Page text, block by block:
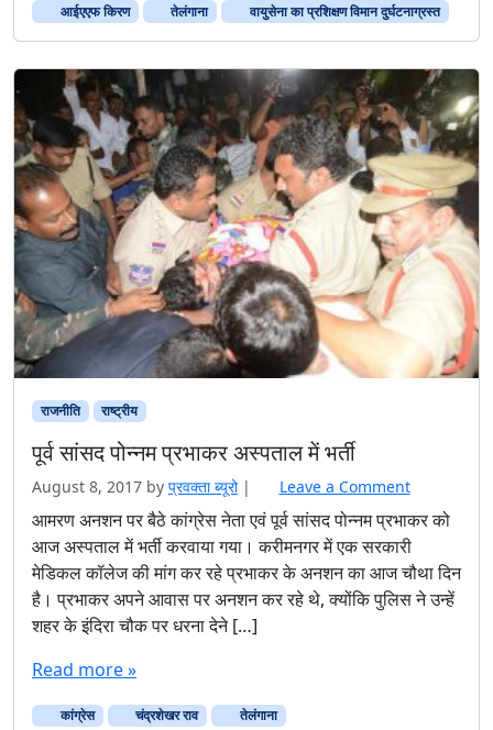
आईएएफ किरण तेलंगाना वायुसेना का प्रशिक्षण विमान दुर्घटनाग्रस्त
राजनीति राष्ट्रीय
पूर्व सांसद पोन्नम प्रभाकर अस्पताल में भर्ती
August 8, 2017 by प्रवक्‍ता ब्यूरो | Leave a Comment
आमरण अनशन पर बैठे कांग्रेस नेता एवं पूर्व सांसद पोन्नम प्रभाकर को
आज अस्पताल में भर्ती करवाया गया। करीमनगर में एक सरकारी
मेडिकल कॉलेज की मांग कर रहे प्रभाकर के अनशन का आज चौथा दिन
है। प्रभाकर अपने आवास पर अनशन कर रहे थे, क्योंकि पुलिस ने उन्हें
शहर के इंदिरा चौक पर धरना देने […]
Read more »
कांग्रेस चंद्रशेखर राव
तेलंगाना